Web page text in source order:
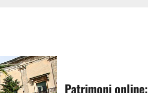
Patrimoni